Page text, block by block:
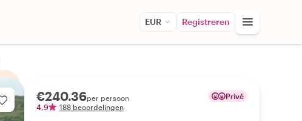
EUR Registreren
€240.36per persoon
4,9
188 beoordelingen
Privé